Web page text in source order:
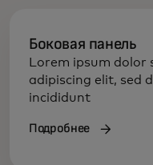
Боковая панель
Lorem ipsum
adipiscing elit, sed
incididunt
Подробнее